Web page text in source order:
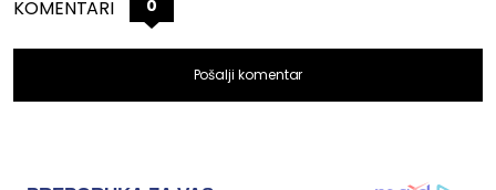
KOMENTARI 0
Pošalji komentar